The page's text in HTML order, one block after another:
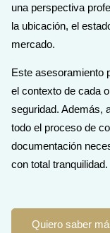
una perspectiva
la ubicación, el
mercado.
Este asesoramiento
el contexto de cada
seguridad. Además,
todo el proceso de
documentación
con total tranquilidad.
Quiero saber